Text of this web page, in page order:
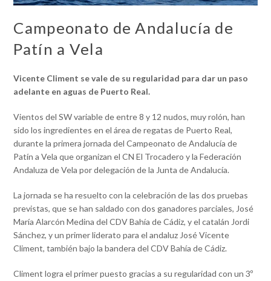
Campeonato de Andalucía de
Patín a Vela
Vicente Climent se vale de su regularidad para dar un paso
adelante en aguas de Puerto Real.
Vientos del SW variable de entre 8 y 12 nudos, muy rolón, han
sido los ingredientes en el área de regatas de Puerto Real,
durante la primera jornada del Campeonato de Andalucía de
Patín a Vela que organizan el CN El Trocadero y la Federación
Andaluza de Vela por delegación de la Junta de Andalucía.
La jornada se ha resuelto con la celebración de las dos pruebas
previstas, que se han saldado con dos ganadores parciales, José
María Alarcón Medina del CDV Bahía de Cádiz, y el catalán Jordi
Sánchez, y un primer liderato para el andaluz José Vicente
Climent, también bajo la bandera del CDV Bahía de Cádiz.
Climent logra el primer puesto gracias a su regularidad con un 3º